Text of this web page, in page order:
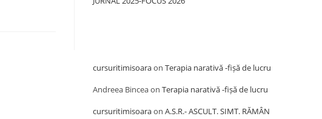
cursuritimisoaraon Terapia narativă -fișă de lucru
Andreea Binceaon Terapia narativă -fișă de lucru
cursuritimisoaraon A.S.R.- ASCULT. SIMT. RĂMÂN